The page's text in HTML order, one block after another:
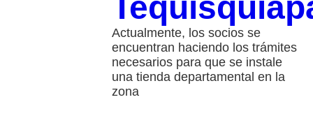
Actualmente, los socios se
encuentran haciendo los trámites
necesarios para que se instale
una tienda departamental en la
zona